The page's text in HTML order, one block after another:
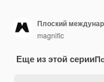
Плоский
magnific
Еще из этой серии